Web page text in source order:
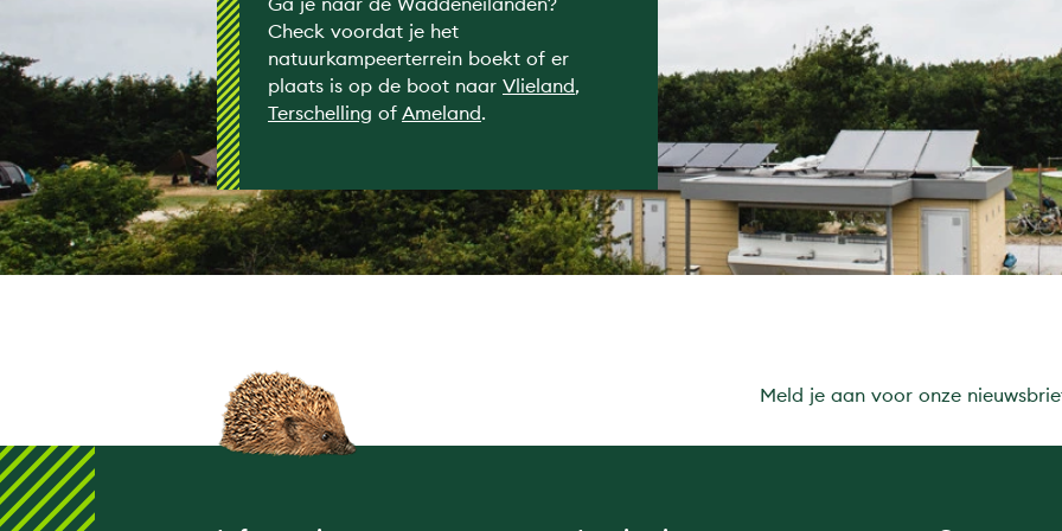
Check voordat je het
natuurkampeerterrein boekt of er
plaats is op de boot naar Vlieland,
Terschelling of Ameland.
Meld je aan voor onze